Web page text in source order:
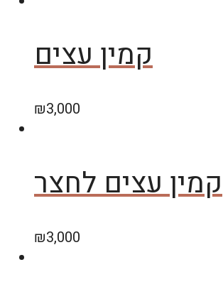
קמין עצים
₪3,000
קמין עצים לחצר
₪3,000